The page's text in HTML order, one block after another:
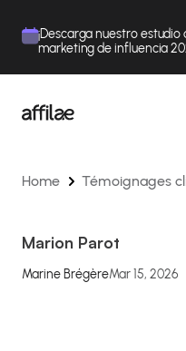
¡Descarga nuestro
marketing de influencia
Home Témoignages
Marion Parot
Marine BrégèreMar 15, 2026